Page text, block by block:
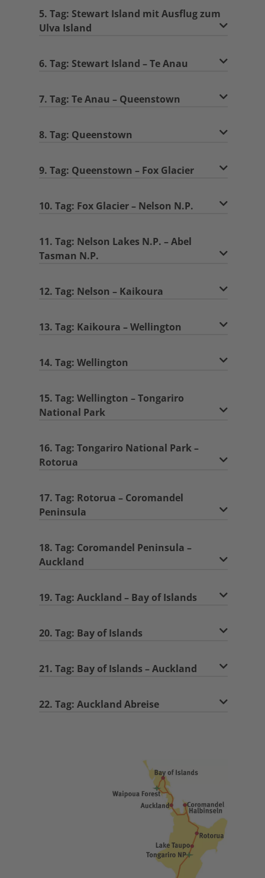
5. Tag: Stewart Island mit Ausflug zum
Ulva Island
6. Tag: Stewart Island – Te Anau
7. Tag: Te Anau – Queenstown
8. Tag: Queenstown
9. Tag: Queenstown – Fox Glacier
10. Tag: Fox Glacier – Nelson N.P.
11. Tag: Nelson Lakes N.P. – Abel
Tasman N.P.
12. Tag: Nelson – Kaikoura
13. Tag: Kaikoura – Wellington
14. Tag: Wellington
15. Tag: Wellington – Tongariro
National Park
16. Tag: Tongariro National Park –
Rotorua
17. Tag: Rotorua – Coromandel
Peninsula
18. Tag: Coromandel Peninsula –
Auckland
19. Tag: Auckland – Bay of Islands
20. Tag: Bay of Islands
21. Tag: Bay of Islands – Auckland
22. Tag: Auckland Abreise